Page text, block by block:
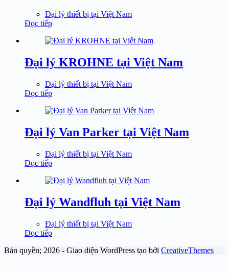
Đại lý thiết bị tại Việt Nam
Đọc tiếp
Đại lý KROHNE tại Việt Nam
Đại lý thiết bị tại Việt Nam
Đọc tiếp
Đại lý Van Parker tại Việt Nam
Đại lý thiết bị tại Việt Nam
Đọc tiếp
Đại lý Wandfluh tại Việt Nam
Đại lý thiết bị tại Việt Nam
Đọc tiếp
Bản quyền; 2026 - Giao diện WordPress tạo bởi CreativeThemes